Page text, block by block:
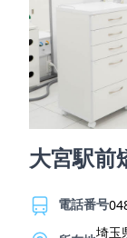
大宮駅前
電話番号
埼玉